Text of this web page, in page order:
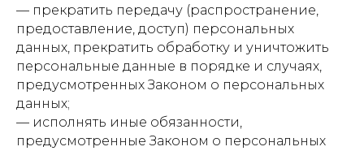
— прекратить передачу (распространение,
предоставление, доступ) персональных
данных, прекратить обработку и уничтожить
персональные данные в порядке и случаях,
предусмотренных Законом о персональных
данных;
— исполнять иные обязанности,
предусмотренные Законом о персональных